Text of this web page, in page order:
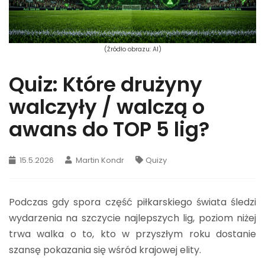
(Źródło obrazu: AI)
Quiz: Które drużyny
walczyły / walczą o
awans do TOP 5 lig?
15.5.2026 Martin Kondr Quizy
Podczas gdy spora część piłkarskiego świata śledzi
wydarzenia na szczycie najlepszych lig, poziom niżej
trwa walka o to, kto w przyszłym roku dostanie
szansę pokazania się wśród krajowej elity.